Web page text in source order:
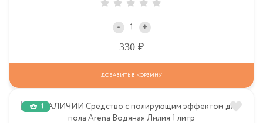
- +
330
ДОБАВИТЬ В КОРЗИНУ
1